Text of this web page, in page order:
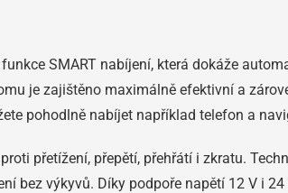
SMART nabíjení, která dokáže
je zajištěno maximálně efektivní a
pohodlně nabíjet například telefon a
přetížení, přepětí, přehřátí i zkratu.
bez výkyvů. Díky podpoře napětí 12 V i